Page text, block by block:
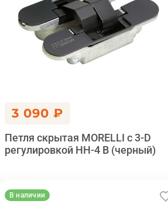
3 090 ₽
Петля скрытая MORELLI с 3-D
регулировкой HH-4 B (черный)
В наличии